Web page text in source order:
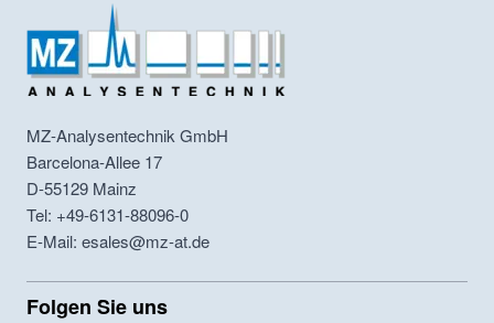
MZ-Analysentechnik GmbH
Barcelona-Allee 17
D-55129 Mainz
Tel: +49-6131-88096-0
E-Mail: esales@mz-at.de
Folgen Sie uns